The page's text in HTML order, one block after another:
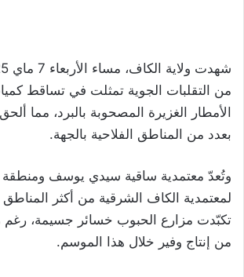
من التقلبات الجوية تمثلت في تساقط
الأمطار الغزيرة المصحوبة بالبرد، مما
بعدد من المناطق الفلاحية بالجهة.
وتُعدّ معتمدية ساقية سيدي يوسف ومنطقة
لمعتمدية الكاف الشرقية من أكثر
تكبّدت مزارع الحبوب خسائر جسيمة، رغم
من إنتاج وفير خلال هذا الموسم.